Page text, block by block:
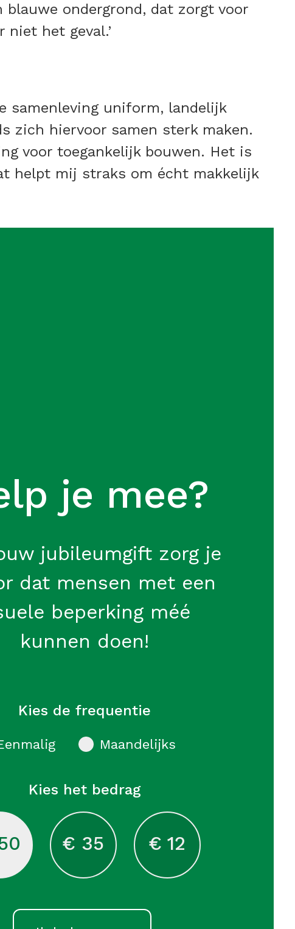
ondergrond, dat zorgt voor
het geval.’
samenleving uniform, landelijk
zich hiervoor samen sterk maken.
voor toegankelijk bouwen. Het is
helpt mij straks om écht makkelijk
je mee?
jubileumgift zorg je
dat mensen met een
beperking méé
kunnen doen!
Kies de frequentie
Maandelijks
Kies het bedrag
€ 35 € 12